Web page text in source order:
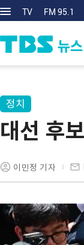
TV FM 95.1
정치
대선 후
이민정 기자